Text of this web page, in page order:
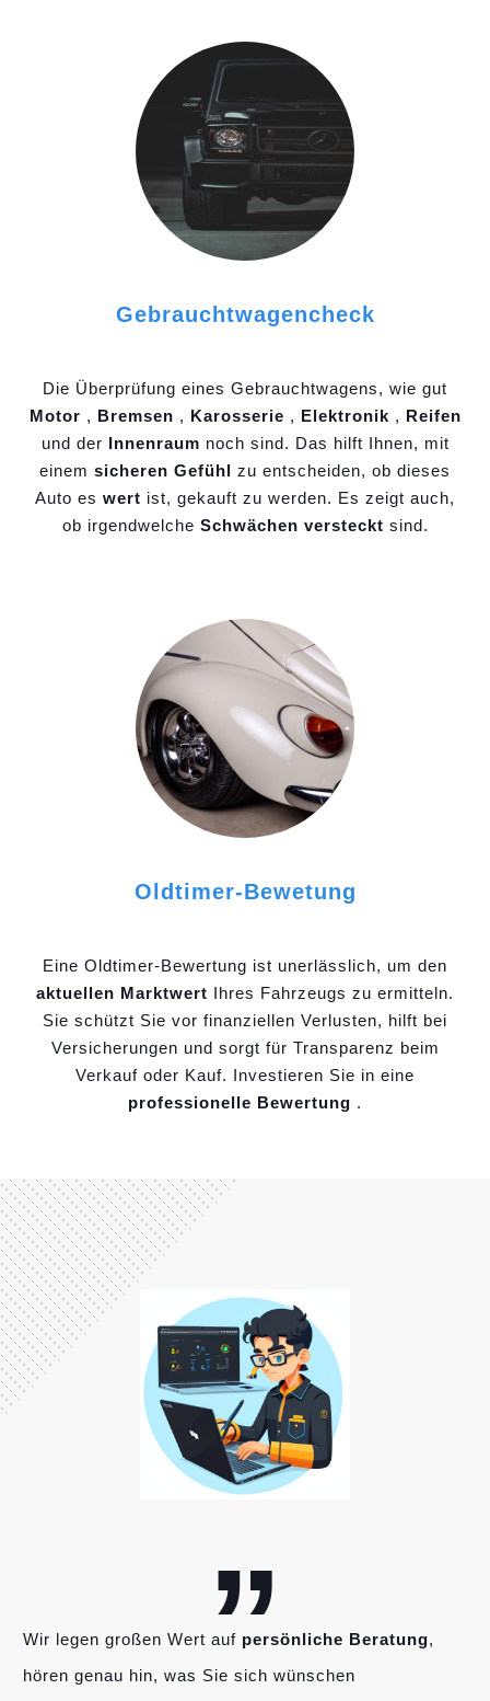
Gebrauchtwagencheck
Die Überprüfung eines Gebrauchtwagens, wie gut
Motor , Bremsen , Karosserie , Elektronik , Reifen
und der Innenraum noch sind. Das hilft Ihnen, mit
einem sicheren Gefühl zu entscheiden, ob dieses
Auto es wert ist, gekauft zu werden. Es zeigt auch,
ob irgendwelche Schwächen versteckt sind.
Oldtimer-Bewetung
Eine Oldtimer-Bewertung ist unerlässlich, um den
aktuellen Marktwert Ihres Fahrzeugs zu ermitteln.
Sie schützt Sie vor finanziellen Verlusten, hilft bei
Versicherungen und sorgt für Transparenz beim
Verkauf oder Kauf. Investieren Sie in eine
professionelle Bewertung .
„
Wir legen großen Wert auf persönliche Beratung,
hören genau hin, was Sie sich wünschen